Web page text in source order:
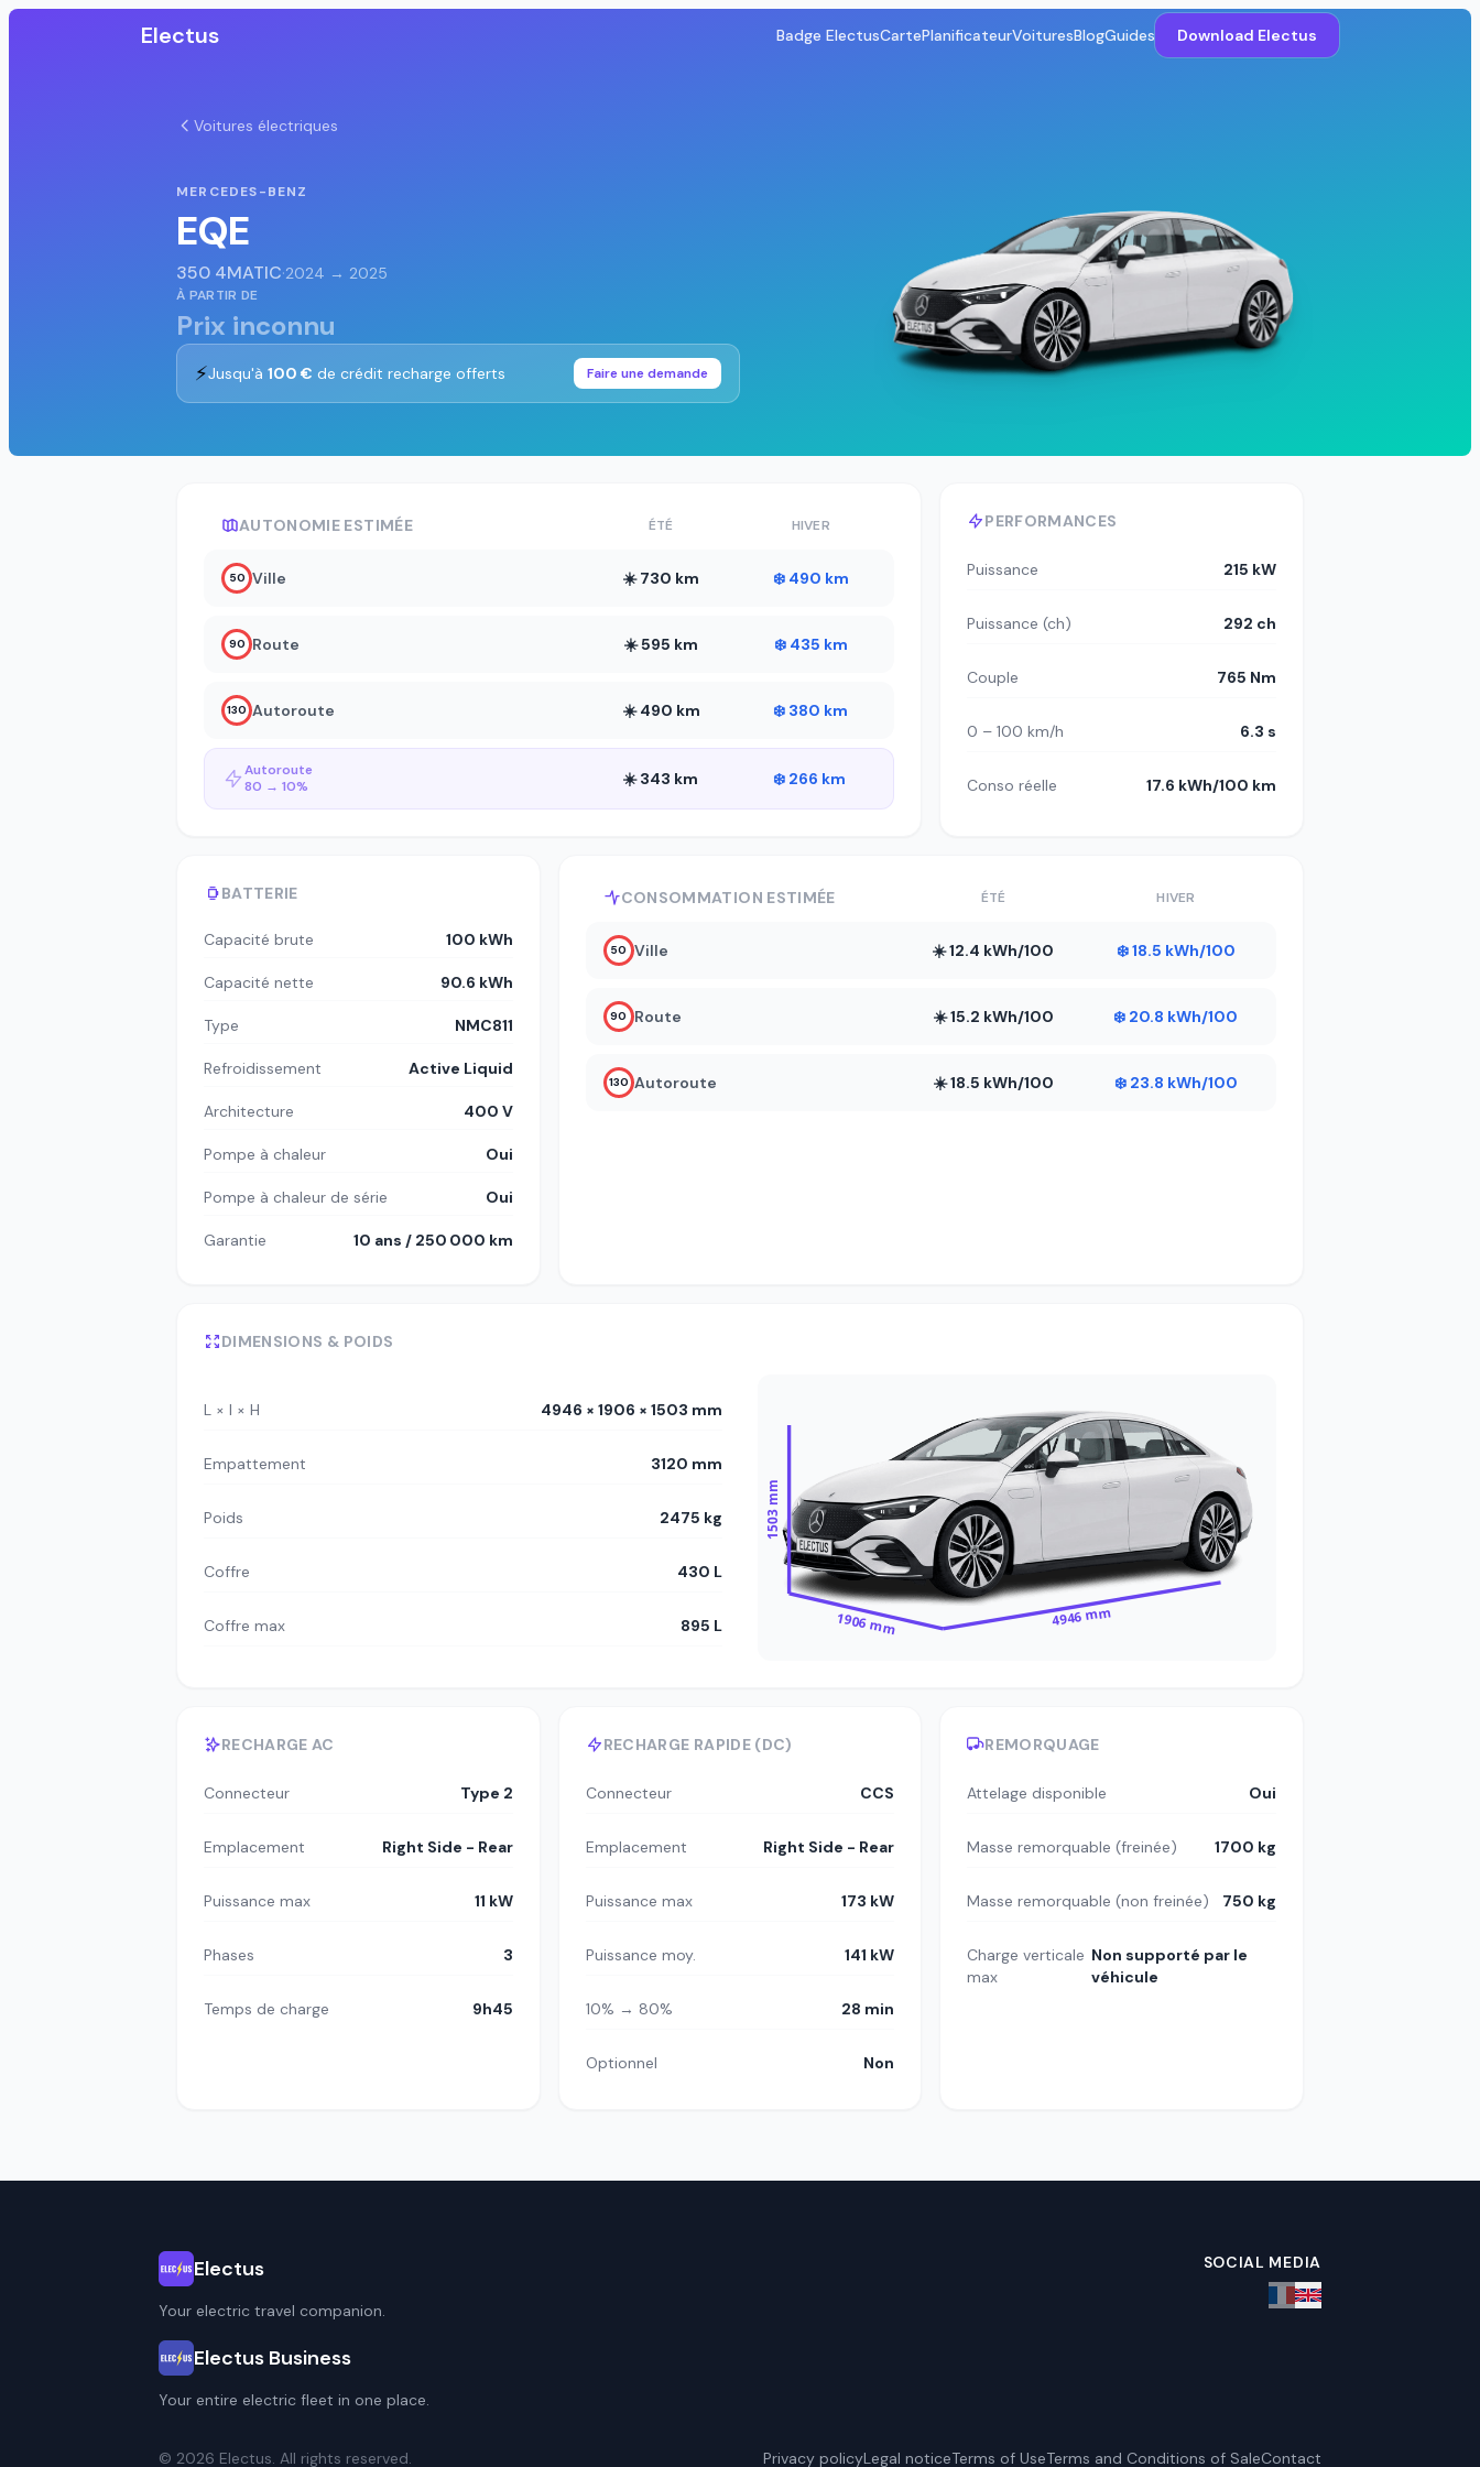
Electus Badge ElectusCartePlanificateurVoituresBlogGuides Download Electus
Voitures électriques
MERCEDES-BENZ
EQE
350 4MATIC·2024 → 2025
À PARTIR DE
Prix inconnu
⚡Jusqu'à 100 € de crédit recharge offerts Faire une demande
AUTONOMIE ESTIMÉE ÉTÉ HIVER
50 Ville ☀️ 730 km ❄️ 490 km
90 Route ☀️ 595 km ❄️ 435 km
130 Autoroute ☀️ 490 km ❄️ 380 km
Autoroute
80 → 10%
☀️ 343 km ❄️ 266 km
PERFORMANCES
Puissance 215 kW
Puissance (ch) 292 ch
Couple 765 Nm
0 – 100 km/h 6.3 s
Conso réelle 17.6 kWh/100 km
BATTERIE
Capacité brute 100 kWh
Capacité nette 90.6 kWh
Type NMC811
Refroidissement Active Liquid
Architecture 400 V
Pompe à chaleur Oui
Pompe à chaleur de série Oui
Garantie 10 ans / 250 000 km
CONSOMMATION ESTIMÉE ÉTÉ HIVER
50 Ville ☀️ 12.4 kWh/100 ❄️ 18.5 kWh/100
90 Route ☀️ 15.2 kWh/100 ❄️ 20.8 kWh/100
130 Autoroute ☀️ 18.5 kWh/100 ❄️ 23.8 kWh/100
DIMENSIONS & POIDS
L × l × H 4946 × 1906 × 1503 mm
Empattement 3120 mm
Poids 2475 kg
Coffre 430 L
Coffre max 895 L
1503 mm
1906 mm 4946 mm
RECHARGE AC
Connecteur Type 2
Emplacement Right Side - Rear
Puissance max 11 kW
Phases 3
Temps de charge 9h45
RECHARGE RAPIDE (DC)
Connecteur CCS
Emplacement Right Side - Rear
Puissance max 173 kW
Puissance moy. 141 kW
10% → 80% 28 min
Optionnel Non
REMORQUAGE
Attelage disponible Oui
Masse remorquable (freinée) 1700 kg
Masse remorquable (non freinée) 750 kg
Charge verticale
max
Non supporté par le
véhicule
Electus
Your electric travel companion.
Electus Business
Your entire electric fleet in one place.
SOCIAL MEDIA
© 2026 Electus. All rights reserved. Privacy policyLegal noticeTerms of UseTerms and Conditions of SaleContact